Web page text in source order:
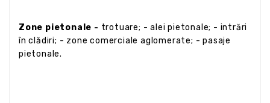
Zone pietonale - trotuare; - alei pietonale; - intrări
în clădiri; - zone comerciale aglomerate; - pasaje
pietonale.